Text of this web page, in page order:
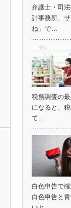
弁護士・司
計事務所、
ね」で…
税務調査の
になると、
て…
白色申告で
白色申告と